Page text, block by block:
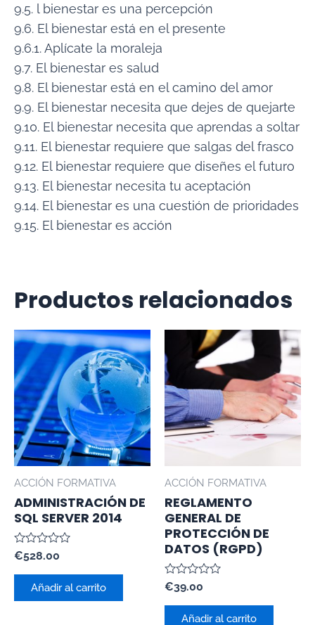
9.5. l bienestar es una percepción
9.6. El bienestar está en el presente
9.6.1. Aplícate la moraleja
9.7. El bienestar es salud
9.8. El bienestar está en el camino del amor
9.9. El bienestar necesita que dejes de quejarte
9.10. El bienestar necesita que aprendas a soltar
9.11. El bienestar requiere que salgas del frasco
9.12. El bienestar requiere que diseñes el futuro
9.13. El bienestar necesita tu aceptación
9.14. El bienestar es una cuestión de prioridades
9.15. El bienestar es acción
Productos relacionados
ACCIÓN FORMATIVA
ADMINISTRACIÓN DE
SQL SERVER 2014
Valorado
con
0
€528.00
Añadir al carrito
ACCIÓN FORMATIVA
REGLAMENTO
GENERAL DE
PROTECCIÓN DE
DATOS (RGPD)
Valorado
con
0
€39.00
Añadir al carrito